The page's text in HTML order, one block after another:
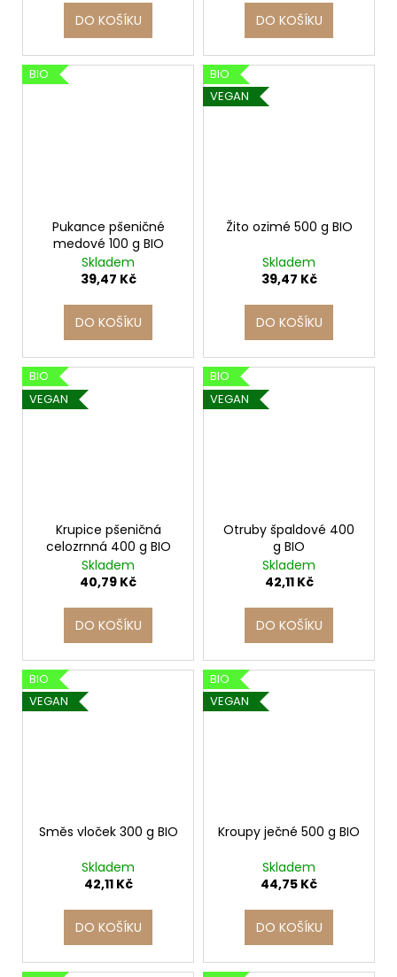
DO KOŠÍKU DO KOŠÍKU
BIO
Pukance pšeničné
medové 100 g BIO
Skladem
39,47 Kč
DO KOŠÍKU
BIO
VEGAN
Žito ozimé 500 g BIO
Skladem
39,47 Kč
DO KOŠÍKU
BIO
VEGAN
Krupice pšeničná
celozrnná 400 g BIO
Skladem
40,79 Kč
DO KOŠÍKU
BIO
VEGAN
Otruby špaldové 400
g BIO
Skladem
42,11 Kč
DO KOŠÍKU
BIO
VEGAN
Směs vloček 300 g BIO
Skladem
42,11 Kč
DO KOŠÍKU
BIO
VEGAN
Kroupy ječné 500 g BIO
Skladem
44,75 Kč
DO KOŠÍKU